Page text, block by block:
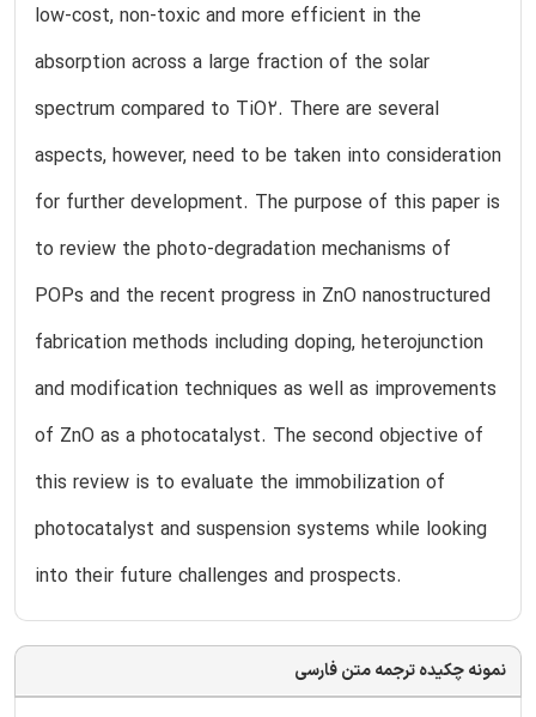
low-cost, non-toxic and more efficient in the
absorption across a large fraction of the solar
spectrum compared to TiO2. There are several
aspects, however, need to be taken into consideration
for further development. The purpose of this paper is
to review the photo-degradation mechanisms of
POPs and the recent progress in ZnO nanostructured
fabrication methods including doping, heterojunction
and modification techniques as well as improvements
of ZnO as a photocatalyst. The second objective of
this review is to evaluate the immobilization of
photocatalyst and suspension systems while looking
into their future challenges and prospects.
نمونه چکیده ترجمه متن فارسی